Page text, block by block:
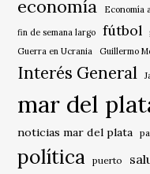
economía Economía
fin de semana largo fútbol
Guerra en Ucrania Guillermo
Interés General
mar del
noticias mar del plata
política puerto